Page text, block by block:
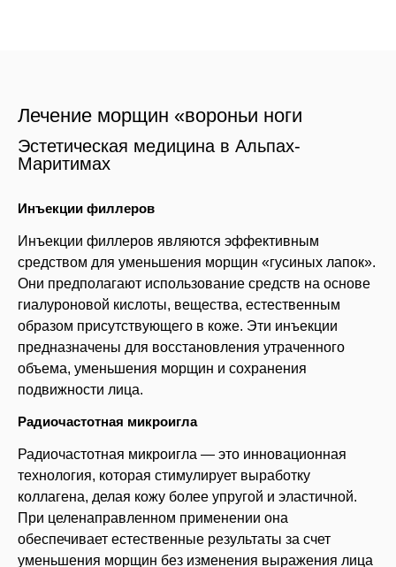
Лечение морщин «вороньи ноги
Эстетическая медицина в Альпах-
Маритимах
Инъекции филлеров
Инъекции филлеров являются эффективным
средством для уменьшения морщин «гусиных лапок».
Они предполагают использование средств на основе
гиалуроновой кислоты, вещества, естественным
образом присутствующего в коже. Эти инъекции
предназначены для восстановления утраченного
объема, уменьшения морщин и сохранения
подвижности лица.
Радиочастотная микроигла
Радиочастотная микроигла — это инновационная
технология, которая стимулирует выработку
коллагена, делая кожу более упругой и эластичной.
При целенаправленном применении она
обеспечивает естественные результаты за счет
уменьшения морщин без изменения выражения лица